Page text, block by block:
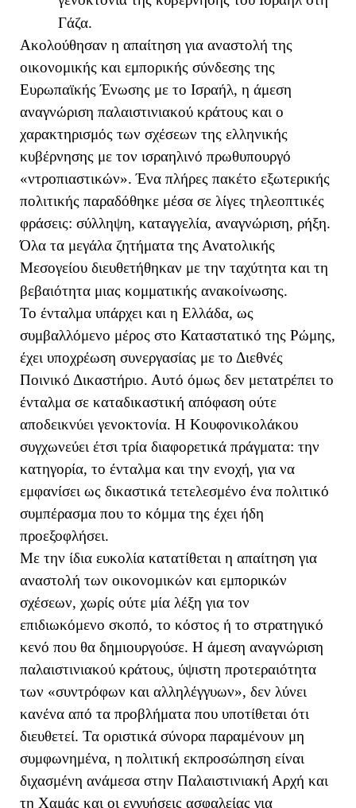
Γάζα.
Ακολούθησαν η απαίτηση για αναστολή της
οικονομικής και εμπορικής σύνδεσης της
Ευρωπαϊκής Ένωσης με το Ισραήλ, η άμεση
αναγνώριση παλαιστινιακού κράτους και ο
χαρακτηρισμός των σχέσεων της ελληνικής
κυβέρνησης με τον ισραηλινό πρωθυπουργό
«ντροπιαστικών». Ένα πλήρες πακέτο εξωτερικής
πολιτικής παραδόθηκε μέσα σε λίγες τηλεοπτικές
φράσεις: σύλληψη, καταγγελία, αναγνώριση, ρήξη.
Όλα τα μεγάλα ζητήματα της Ανατολικής
Μεσογείου διευθετήθηκαν με την ταχύτητα και τη
βεβαιότητα μιας κομματικής ανακοίνωσης.
Το ένταλμα υπάρχει και η Ελλάδα, ως
συμβαλλόμενο μέρος στο Καταστατικό της Ρώμης,
έχει υποχρέωση συνεργασίας με το Διεθνές
Ποινικό Δικαστήριο. Αυτό όμως δεν μετατρέπει το
ένταλμα σε καταδικαστική απόφαση ούτε
αποδεικνύει γενοκτονία. Η Κουφονικολάκου
συγχωνεύει έτσι τρία διαφορετικά πράγματα: την
κατηγορία, το ένταλμα και την ενοχή, για να
εμφανίσει ως δικαστικά τετελεσμένο ένα πολιτικό
συμπέρασμα που το κόμμα της έχει ήδη
προεξοφλήσει.
Με την ίδια ευκολία κατατίθεται η απαίτηση για
αναστολή των οικονομικών και εμπορικών
σχέσεων, χωρίς ούτε μία λέξη για τον
επιδιωκόμενο σκοπό, το κόστος ή το στρατηγικό
κενό που θα δημιουργούσε. Η άμεση αναγνώριση
παλαιστινιακού κράτους, ύψιστη προτεραιότητα
των «συντρόφων και αλληλέγγυων», δεν λύνει
κανένα από τα προβλήματα που υποτίθεται ότι
διευθετεί. Τα οριστικά σύνορα παραμένουν μη
συμφωνημένα, η πολιτική εκπροσώπηση είναι
διχασμένη ανάμεσα στην Παλαιστινιακή Αρχή και
τη Χαμάς και οι εγγυήσεις ασφαλείας για